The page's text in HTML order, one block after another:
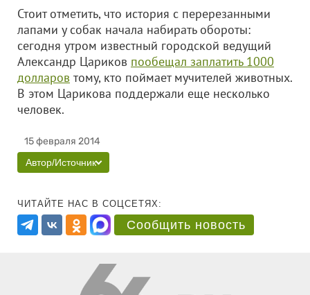
Стоит отметить, что история с перерезанными
лапами у собак начала набирать обороты:
сегодня утром известный городской ведущий
Александр Цариков пообещал заплатить 1000
долларов тому, кто поймает мучителей животных.
В этом Царикова поддержали еще несколько
человек.
15 февраля 2014
Автор/Источник
ЧИТАЙТЕ НАС В СОЦСЕТЯХ:
Сообщить новость